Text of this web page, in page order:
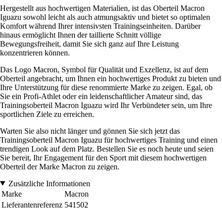
Hergestellt aus hochwertigen Materialien, ist das Oberteil Macron
Iguazu sowohl leicht als auch atmungsaktiv und bietet so optimalen
Komfort während Ihrer intensivsten Trainingseinheiten. Darüber
hinaus ermöglicht Ihnen der taillierte Schnitt völlige
Bewegungsfreiheit, damit Sie sich ganz auf Ihre Leistung
konzentrieren können.
Das Logo Macron, Symbol für Qualität und Exzellenz, ist auf dem
Oberteil angebracht, um Ihnen ein hochwertiges Produkt zu bieten und
Ihre Unterstützung für diese renommierte Marke zu zeigen. Egal, ob
Sie ein Profi-Athlet oder ein leidenschaftlicher Amateur sind, das
Trainingsoberteil Macron Iguazu wird Ihr Verbündeter sein, um Ihre
sportlichen Ziele zu erreichen.
Warten Sie also nicht länger und gönnen Sie sich jetzt das
Trainingsoberteil Macron Iguazu für hochwertiges Training und einen
trendigen Look auf dem Platz. Bestellen Sie es noch heute und seien
Sie bereit, Ihr Engagement für den Sport mit diesem hochwertigen
Oberteil der Marke Macron zu zeigen.
Zusätzliche Informationen
Marke
Macron
Lieferantenreferenz 541502